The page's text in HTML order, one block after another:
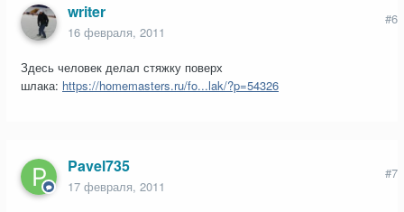
writer
16 февраля, 2011
#6
Здесь человек делал стяжку поверх
шлака: https://homemasters.ru/fo...lak/?p=54326
Pavel735
17 февраля, 2011
#7